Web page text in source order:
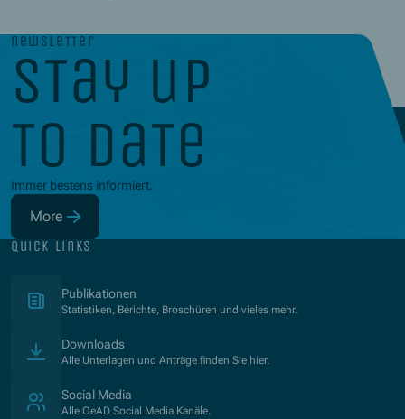
newsletter
stay up
to date
Immer bestens informiert.
More
(Opens in new window)
quick links
Publikationen
Statistiken, Berichte, Broschüren und vieles mehr.
Downloads
Alle Unterlagen und Anträge finden Sie hier.
Social Media
Alle OeAD Social Media Kanäle.